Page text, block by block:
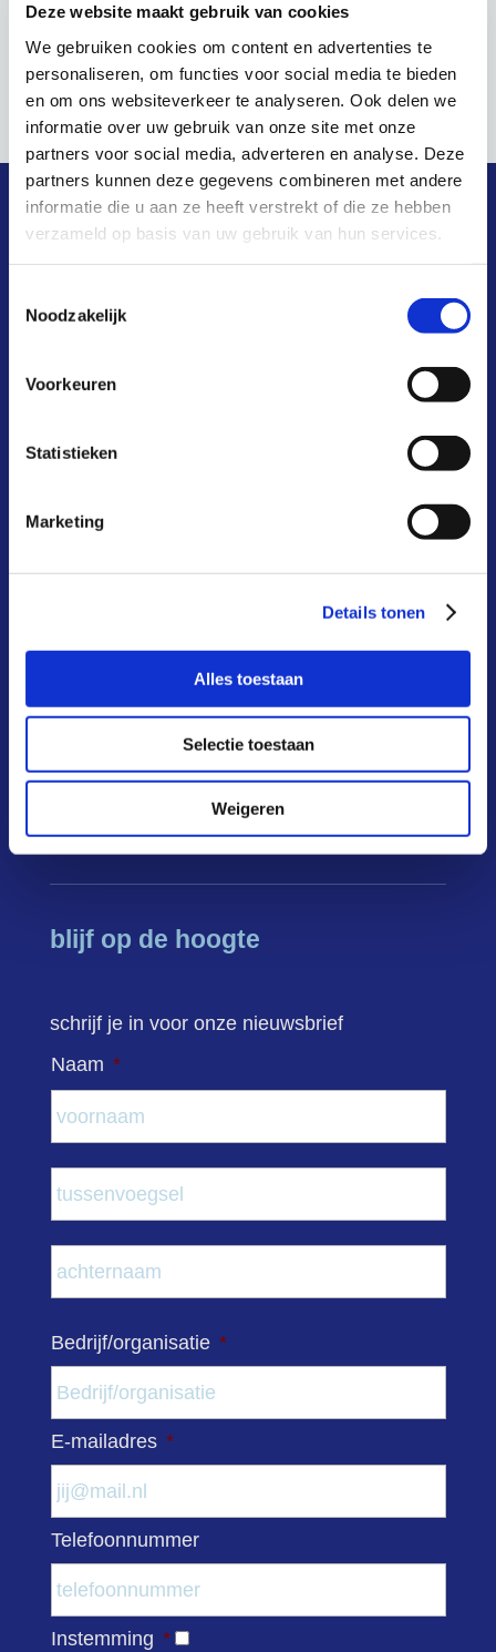
Deze website maakt gebruik van cookies
We gebruiken cookies om content en advertenties te
personaliseren, om functies voor social media te bieden
en om ons websiteverkeer te analyseren. Ook delen we
informatie over uw gebruik van onze site met onze
partners voor social media, adverteren en analyse. Deze
partners kunnen deze gegevens combineren met andere
informatie die u aan ze heeft verstrekt of die ze hebben
verzameld op basis van uw gebruik van hun services.
Noodzakelijk
Voorkeuren
Statistieken
Marketing
Details tonen
Alles toestaan
Selectie toestaan
Weigeren
Informatiebijeenkomst
NVVK: Verdiepingsuur Landelijke
Pauzeknop
snel naar
wat is het?
kosten & baten
contact
blijf op de hoogte
schrijf je in voor onze nieuwsbrief
Naam *
Bedrijf/organisatie *
E-mailadres *
Telefoonnummer
Instemming *